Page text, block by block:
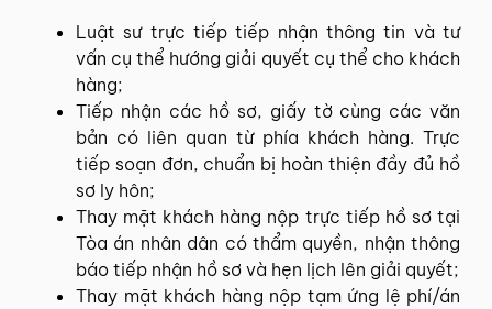
Luật sư trực tiếp tiếp nhận thông tin và tư
vấn cụ thể hướng giải quyết cụ thể cho khách
hàng;
Tiếp nhận các hồ sơ, giấy tờ cùng các văn
bản có liên quan từ phía khách hàng. Trực
tiếp soạn đơn, chuẩn bị hoàn thiện đầy đủ hồ
sơ ly hôn;
Thay mặt khách hàng nộp trực tiếp hồ sơ tại
Tòa án nhân dân có thẩm quyền, nhận thông
báo tiếp nhận hồ sơ và hẹn lịch lên giải quyết;
Thay mặt khách hàng nộp tạm ứng lệ phí/án